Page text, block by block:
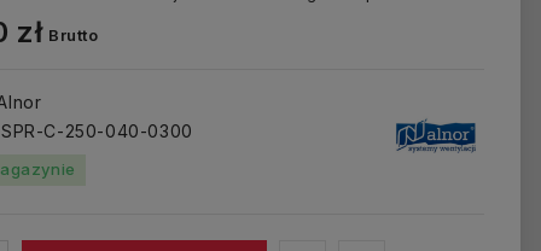
zł Brutto
SPR-C-250-040-0300